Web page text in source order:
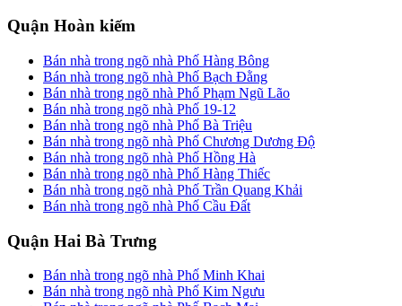
Quận Hoàn kiếm
Bán nhà trong ngõ nhà Phố Hàng Bông
Bán nhà trong ngõ nhà Phố Bạch Đằng
Bán nhà trong ngõ nhà Phố Phạm Ngũ Lão
Bán nhà trong ngõ nhà Phố 19-12
Bán nhà trong ngõ nhà Phố Bà Triệu
Bán nhà trong ngõ nhà Phố Chương Dương Độ
Bán nhà trong ngõ nhà Phố Hồng Hà
Bán nhà trong ngõ nhà Phố Hàng Thiếc
Bán nhà trong ngõ nhà Phố Trần Quang Khải
Bán nhà trong ngõ nhà Phố Cầu Đất
Quận Hai Bà Trưng
Bán nhà trong ngõ nhà Phố Minh Khai
Bán nhà trong ngõ nhà Phố Kim Ngưu